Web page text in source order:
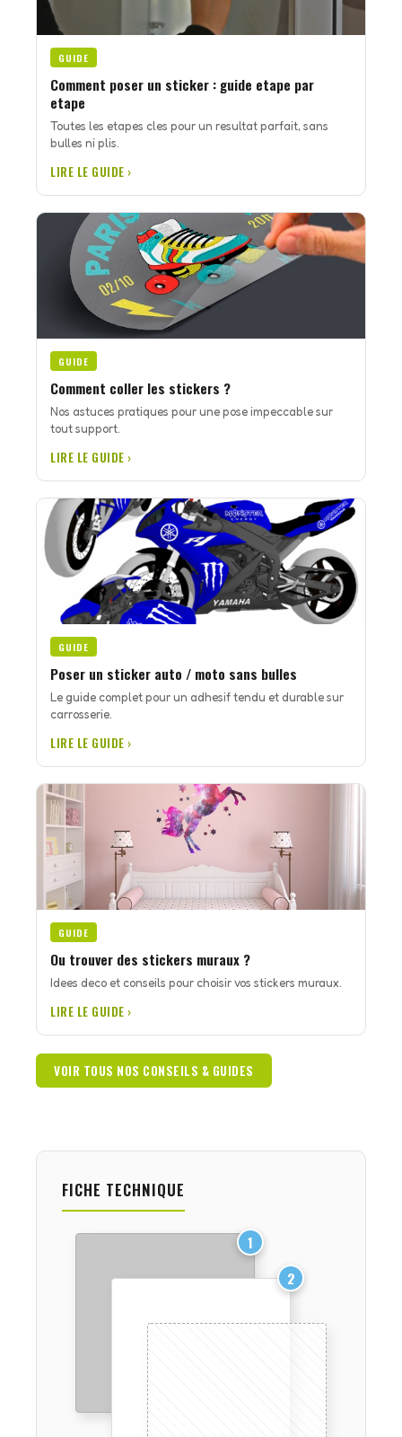
GUIDE
Comment poser un sticker : guide etape par
etape
Toutes les etapes cles pour un resultat parfait, sans
bulles ni plis.
LIRE LE GUIDE ›
GUIDE
Comment coller les stickers ?
Nos astuces pratiques pour une pose impeccable sur
tout support.
LIRE LE GUIDE ›
GUIDE
Poser un sticker auto / moto sans bulles
Le guide complet pour un adhesif tendu et durable sur
carrosserie.
LIRE LE GUIDE ›
GUIDE
Ou trouver des stickers muraux ?
Idees deco et conseils pour choisir vos stickers muraux.
LIRE LE GUIDE ›
VOIR TOUS NOS CONSEILS & GUIDES
FICHE TECHNIQUE
1
2